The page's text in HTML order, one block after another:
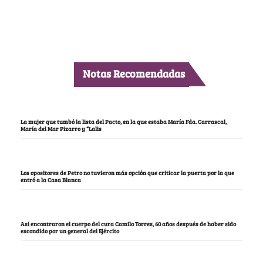
Notas Recomendadas
La mujer que tumbó la lista del Pacto, en la que estaba María Fda. Carrascal,
María del Mar Pizarro y “Lalis
Los opositores de Petro no tuvieron más opción que criticar la puerta por la que
entró a la Casa Blanca
Así encontraron el cuerpo del cura Camilo Torres, 60 años después de haber sido
escondido por un general del Ejército